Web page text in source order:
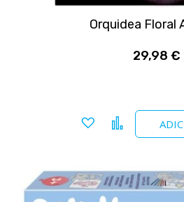
Orquidea Floral
29,98 €
Adicionar aComparar